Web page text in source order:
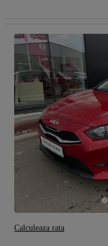
Calculeaza rata